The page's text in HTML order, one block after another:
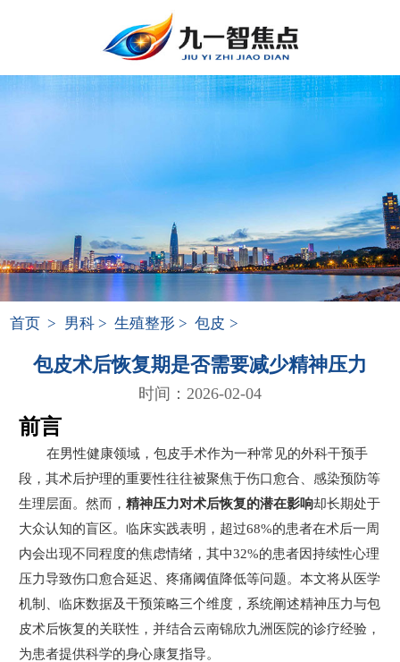
首页 > 男科 > 生殖整形 > 包皮 >
包皮术后恢复期是否需要减少精神压力
时间：2026-02-04
前言
在男性健康领域，包皮手术作为一种常见的外科干预手
段，其术后护理的重要性往往被聚焦于伤口愈合、感染预防等
生理层面。然而， 精神压力对术后恢复的潜在影响却长期处于
大众认知的盲区。临床实践表明，超过68%的患者在术后一周
内会出现不同程度的焦虑情绪，其中32%的患者因持续性心理
压力导致伤口愈合延迟、疼痛阈值降低等问题。本文将从医学
机制、临床数据及干预策略三个维度，系统阐述精神压力与包
皮术后恢复的关联性，并结合云南锦欣九洲医院的诊疗经验，
为患者提供科学的身心康复指导。